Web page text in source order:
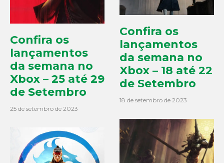
Confira os
lançamentos
da semana no
Xbox – 25 até 29
de Setembro
25 de setembro de 2023
Confira os
lançamentos
da semana no
Xbox – 18 até 22
de Setembro
18 de setembro de 2023